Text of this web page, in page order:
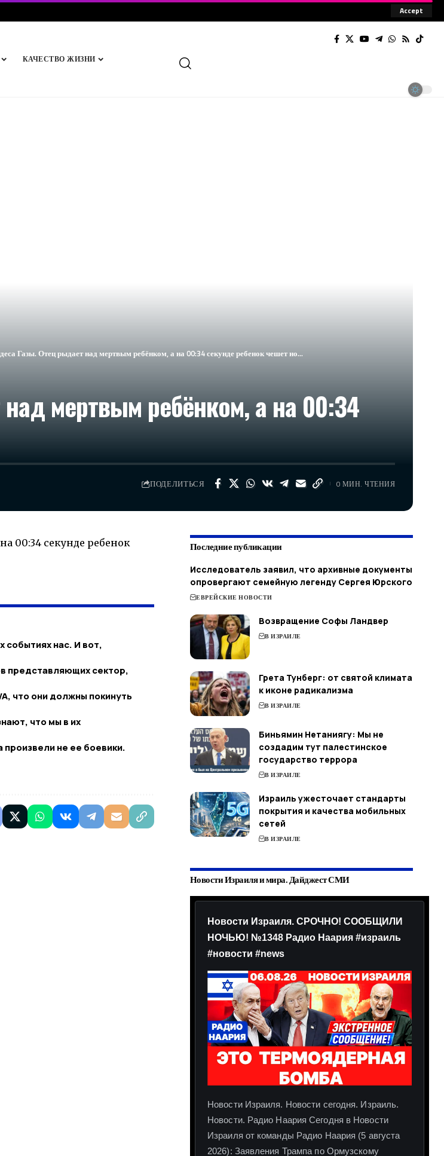
Accept
КАЧЕСТВО ЖИЗНИ
Газы. Отец рыдает над мертвым ребёнком, а на 00:34 секунде ребенок чешет но…
мертвым ребёнком, а на 00:34
ПОДЕЛИТЬСЯ 0 МИН. ЧТЕНИЯ
00:34 секунде ребенок
событиях нас. И вот,
представляющих сектор,
что они должны покинуть
что мы в их
не ее боевики.
Последние публикации
Исследователь заявил, что архивные документы
опровергают семейную легенду Сергея Юрского
ЕВРЕЙСКИЕ НОВОСТИ
Возвращение Софы Ландвер
В ИЗРАИЛЕ
Грета Тунберг: от святой климата
к иконе радикализма
В ИЗРАИЛЕ
Биньямин Нетаниягу: Мы не
создадим тут палестинское
государство террора
В ИЗРАИЛЕ
Израиль ужесточает стандарты
покрытия и качества мобильных
сетей
В ИЗРАИЛЕ
Новости Израиля и мира. Дайджест СМИ